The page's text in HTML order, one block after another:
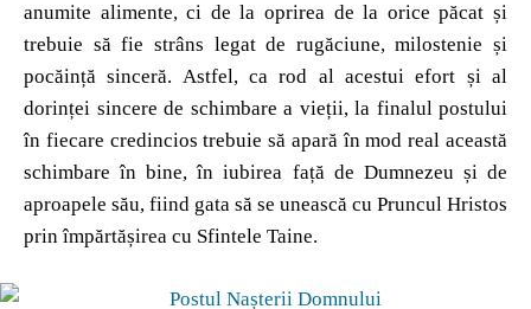
anumite alimente, ci de la oprirea de la orice păcat și
trebuie să fie strâns legat de rugăciune, milostenie și
pocăință sinceră. Astfel, ca rod al acestui efort și al
dorinței sincere de schimbare a vieții, la finalul postului
în fiecare credincios trebuie să apară în mod real această
schimbare în bine, în iubirea față de Dumnezeu și de
aproapele său, fiind gata să se unească cu Pruncul Hristos
prin împărtășirea cu Sfintele Taine.